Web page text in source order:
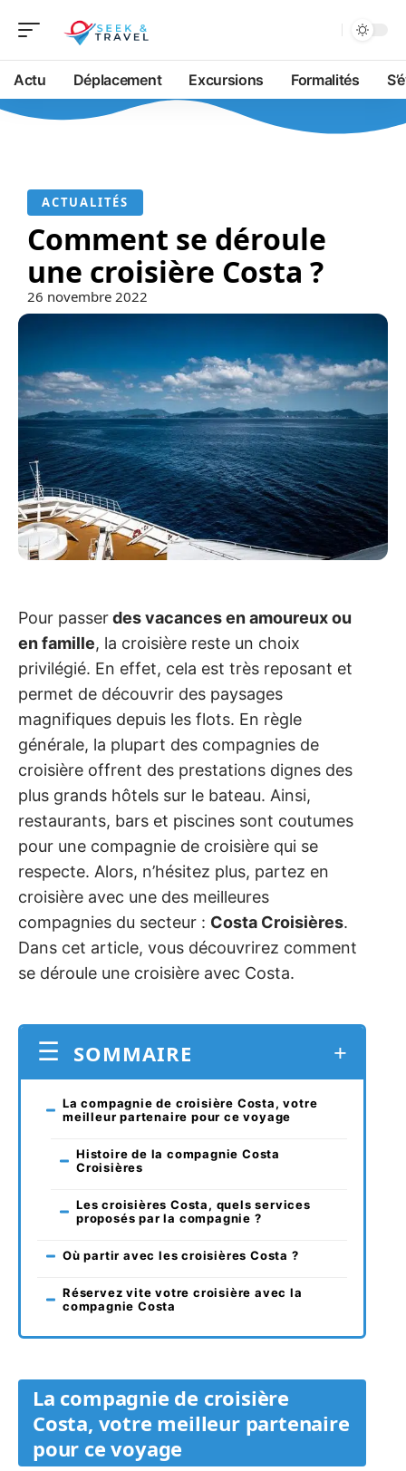
Actu Déplacement Excursions Formalités
ACTUALITÉS
Comment se déroule
une croisière Costa ?
26 novembre 2022
Pour passerdes vacances en amoureux ou
en famille, la croisière reste un choix
privilégié. En effet, cela est très reposant et
permet de découvrir des paysages
magnifiques depuis les flots. En règle
générale, la plupart des compagnies de
croisière offrent des prestations dignes des
plus grands hôtels sur le bateau. Ainsi,
restaurants, bars et piscines sont coutumes
pour une compagnie de croisière qui se
respecte. Alors, n’hésitez plus, partez en
croisière avec une des meilleures
compagnies du secteur : Costa Croisières.
Dans cet article, vous découvrirez comment
se déroule une croisière avec Costa.
SOMMAIRE
La compagnie de croisière Costa, votre
meilleur partenaire pour ce voyage
Histoire de la compagnie Costa
Croisières
Les croisières Costa, quels services
proposés par la compagnie ?
Où partir avec les croisières Costa ?
Réservez vite votre croisière avec la
compagnie Costa
La compagnie de croisière
Costa, votre meilleur partenaire
pour ce voyage